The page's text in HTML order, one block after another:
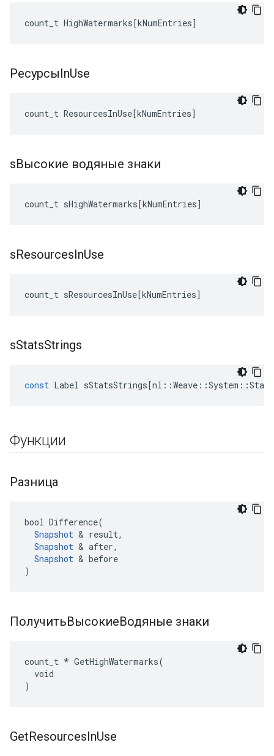
count_t HighWatermarks[kNumEntries]
РесурсыInUse
count_t ResourcesInUse[kNumEntries]
sВысокие водяные знаки
count_t sHighWatermarks[kNumEntries]
sResourcesInUse
count_t sResourcesInUse[kNumEntries]
sStatsStrings
const Label sStatsStrings[nl ::Weave ::System ::Stats
Функции
Разница
bool Difference(
Snapshot & result,
Snapshot & after,
Snapshot & before
)
ПолучитьВысокиеВодяные знаки
count_t * GetHighWatermarks(
  void
)
GetResourcesInUse